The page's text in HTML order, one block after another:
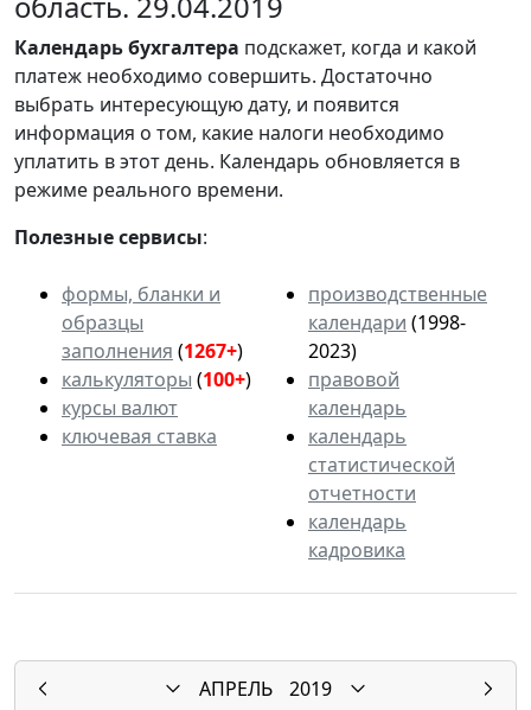
Календарьбухгалтера подскажет, когда и какой
платеж необходимо совершить. Достаточно
выбрать интересующую дату, и появится
информация о том, какие налоги необходимо
уплатить в этот день. Календарь обновляется в
режиме реального времени.
Полезные сервисы:
формы, бланки и
образцы
заполнения (1267+)
калькуляторы (100+)
курсы валют
ключевая ставка
производственные
календари (1998-
2023)
правовой
календарь
календарь
статистической
отчетности
календарь
кадровика
АПРЕЛЬ
2019